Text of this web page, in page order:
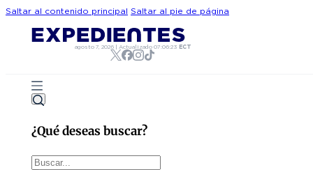
Saltar al contenido principal Saltar al pie de página
agosto 7, 2026| Actualizado 07:06:23 ECT
¿Qué deseas buscar?
Buscar